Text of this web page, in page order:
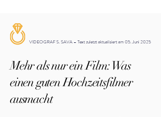
VIDEOGRAF S. SAVA – Text zuletzt aktualisiert am 05. Juni 2025
Mehr als nur ein Film: Was
einen guten Hochzeitsfilmer
ausmacht